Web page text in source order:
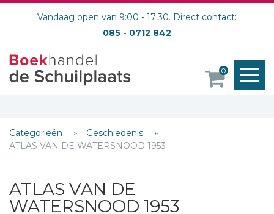
Vandaag open van 9:00 - 17:30. Direct contact:
085 - 0712 842
0
Categorieën
Geschiedenis
ATLAS VAN DE WATERSNOOD 1953
ATLAS VAN DE
WATERSNOOD 1953